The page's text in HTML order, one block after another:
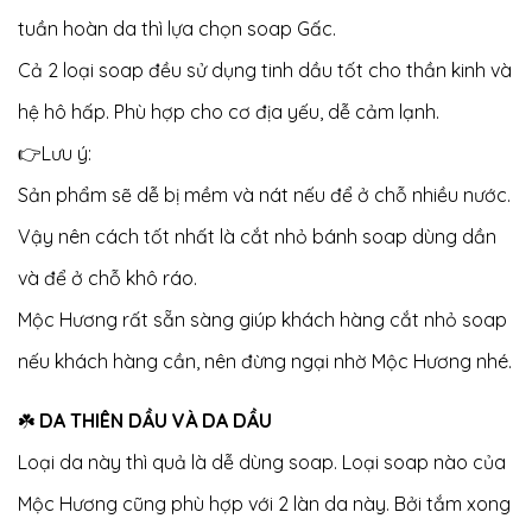
tuần hoàn da thì lựa chọn soap Gấc.
Cả 2 loại soap đều sử dụng tinh dầu tốt cho thần kinh và
hệ hô hấp. Phù hợp cho cơ địa yếu, dễ cảm lạnh.
👉Lưu ý:
Sản phẩm sẽ dễ bị mềm và nát nếu để ở chỗ nhiều nước.
Vậy nên cách tốt nhất là cắt nhỏ bánh soap dùng dần
và để ở chỗ khô ráo.
Mộc Hương rất sẵn sàng giúp khách hàng cắt nhỏ soap
nếu khách hàng cần, nên đừng ngại nhờ Mộc Hương nhé.
☘️ DA THIÊN DẦU VÀ DA DẦU
Loại da này thì quả là dễ dùng soap. Loại soap nào của
Mộc Hương cũng phù hợp với 2 làn da này. Bởi tắm xong